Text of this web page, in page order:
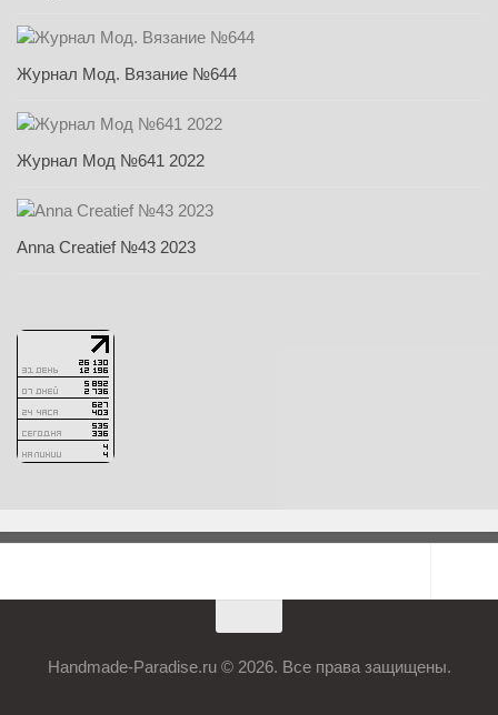
Журнал Мод. Вязание №644
Журнал Мод №641 2022
Anna Creatief №43 2023
Handmade-Paradise.ru © 2026. Все права защищены.